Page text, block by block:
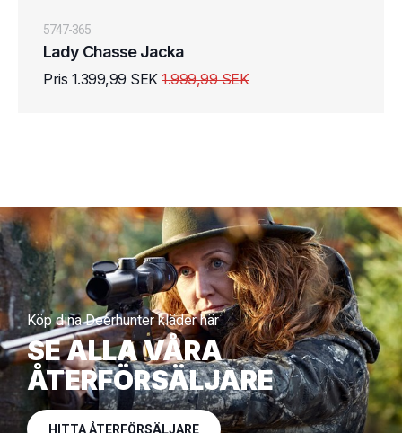
5747-365
Lady Chasse Jacka
Pris 1.399,99 SEK 1.999,99 SEK
Köp dina Deerhunter kläder här
SE ALLA VÅRA
ÅTERFÖRSÄLJARE
HITTA ÅTERFÖRSÄLJARE